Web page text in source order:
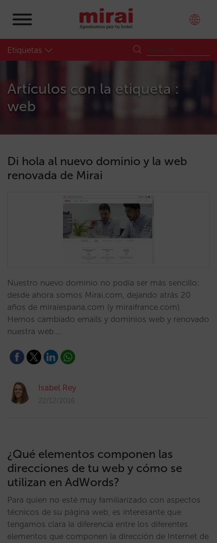
Etiquetas
Artículos con la etiqueta :
web
Di hola al nuevo dominio y la web
renovada de Mirai
Nuestro nuevo dominio no podía ser más sencillo:
desde ahora somos Mirai.com, dejando atrás 20
años de miraiespana.com (y miraifrance.com).
Hemos cambiado emails y dominios web y renovado
nuestra web.…
Isabel Rey
22/12/2016
¿Qué elementos componen las
direcciones de tu web y cómo se
utilizan en AdWords?
Para quien no esté muy familiarizado con aspectos
técnicos de su página web, es interesante que
tengamos clara la diferencia entre los diferentes
elementos que componen la dirección de Internet de